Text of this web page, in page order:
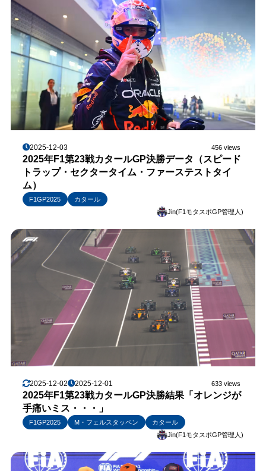
2025-12-03 456 views
2025年F1第23戦カタールGP決勝データ（スピード
トラップ・セクタータイム・ファーステストタイ
ム）
F1GP2025
カタール
Jin(F1モタスポGP管理人)
2025-12-02 2025-12-01 633 views
2025年F1第23戦カタールGP決勝結果「オレンジが
手痛いミス・・・」
F1GP2025 M・フェルスタッペン
カタール
Jin(F1モタスポGP管理人)